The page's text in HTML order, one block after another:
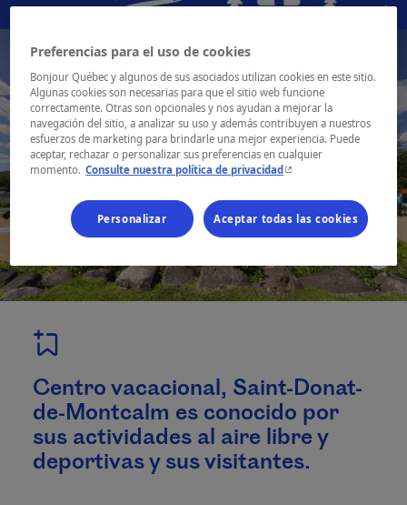
Centro vacacional, Saint-Donat-
de-Montcalm es conocido por
sus actividades al aire libre y
deportivas y sus visitantes.
Preferencias para el uso de cookies
Bonjour Québec y algunos de sus asociados utilizan cookies en este sitio.
Algunas cookies son necesarias para que el sitio web funcione
correctamente. Otras son opcionales y nos ayudan a mejorar la
navegación del sitio, a analizar su uso y además contribuyen a nuestros
esfuerzos de marketing para brindarle una mejor experiencia. Puede
aceptar, rechazar o personalizar sus preferencias en cualquier
momento. Consulte nuestra política de privacidad- Este hipervínculo se
Personalizar Aceptar todas las cookies